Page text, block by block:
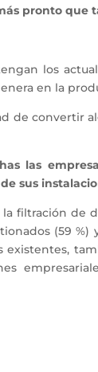
pronto que
los
en la
de convertir
las
sus
filtración de
(59 %)
existentes,